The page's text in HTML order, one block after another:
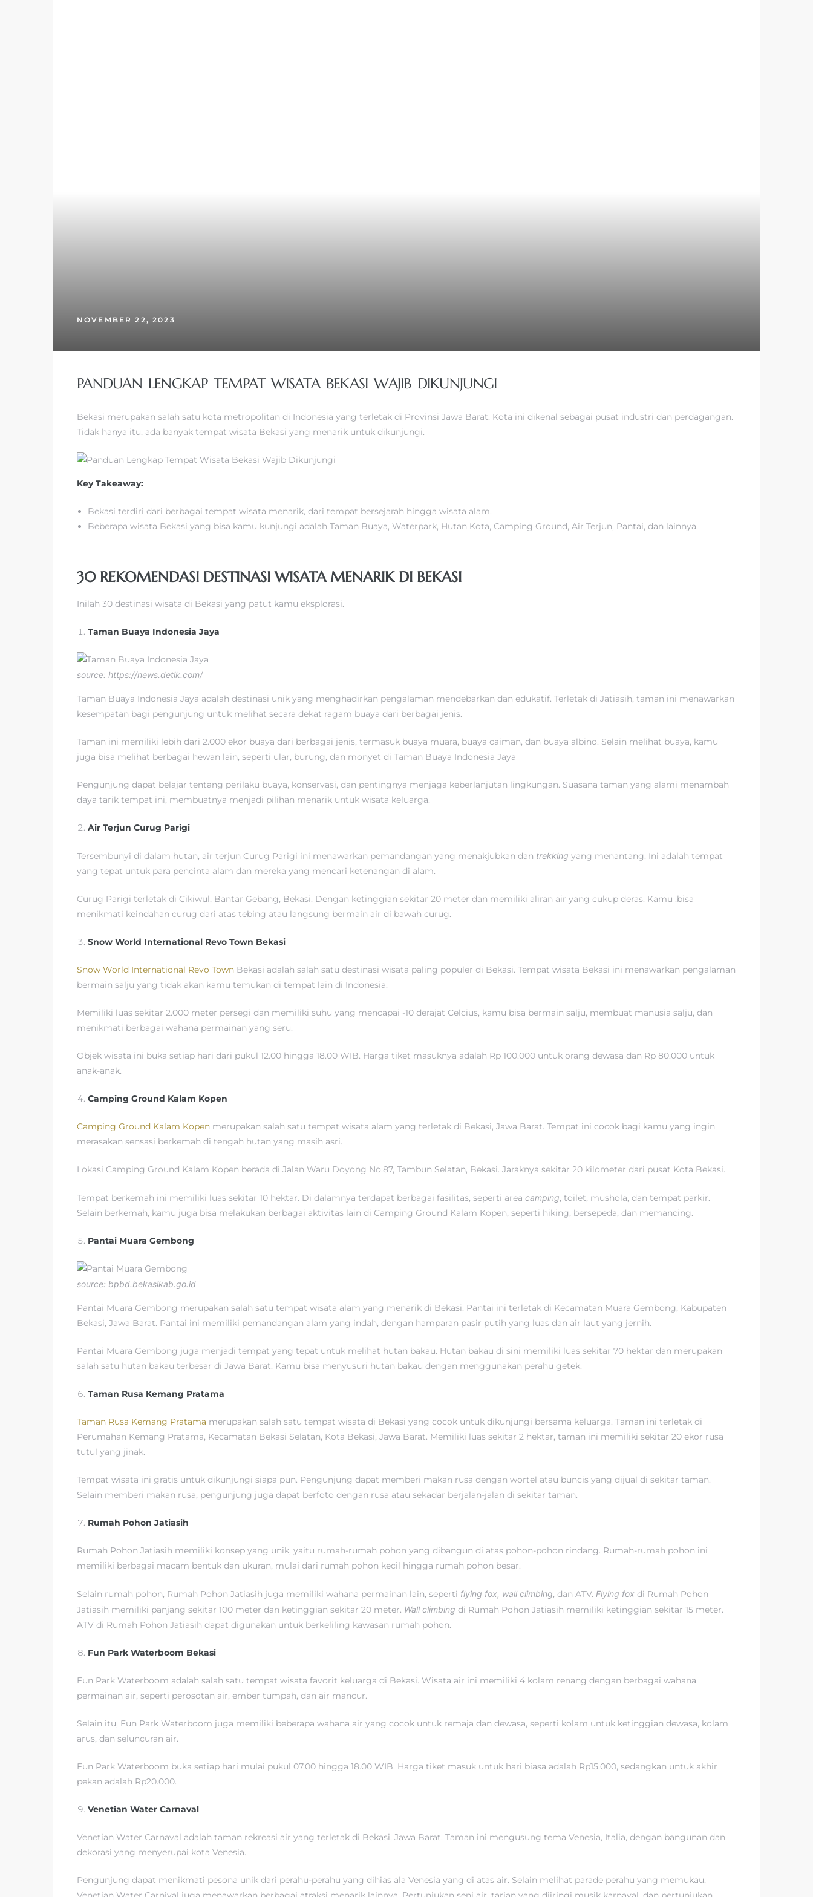
NOVEMBER 22, 2023
PANDUAN LENGKAP TEMPAT WISATA BEKASI WAJIB DIKUNJUNGI
Bekasi merupakan salah satu kota metropolitan di Indonesia yang terletak di Provinsi Jawa Barat. Kota ini dikenal sebagai pusat industri dan perdagangan.
Tidak hanya itu, ada banyak tempat wisata Bekasi yang menarik untuk dikunjungi.
Key Takeaway:
Bekasi terdiri dari berbagai tempat wisata menarik, dari tempat bersejarah hingga wisata alam.
Beberapa wisata Bekasi yang bisa kamu kunjungi adalah Taman Buaya, Waterpark, Hutan Kota, Camping Ground, Air Terjun, Pantai, dan lainnya.
30 REKOMENDASI DESTINASI WISATA MENARIK DI BEKASI
Inilah 30 destinasi wisata di Bekasi yang patut kamu eksplorasi.
Taman Buaya Indonesia Jaya
source: https://news.detik.com/
Taman Buaya Indonesia Jaya adalah destinasi unik yang menghadirkan pengalaman mendebarkan dan edukatif. Terletak di Jatiasih, taman ini menawarkan
kesempatan bagi pengunjung untuk melihat secara dekat ragam buaya dari berbagai jenis.
Taman ini memiliki lebih dari 2.000 ekor buaya dari berbagai jenis, termasuk buaya muara, buaya caiman, dan buaya albino. Selain melihat buaya, kamu
juga bisa melihat berbagai hewan lain, seperti ular, burung, dan monyet di Taman Buaya Indonesia Jaya
Pengunjung dapat belajar tentang perilaku buaya, konservasi, dan pentingnya menjaga keberlanjutan lingkungan. Suasana taman yang alami menambah
daya tarik tempat ini, membuatnya menjadi pilihan menarik untuk wisata keluarga.
Air Terjun Curug Parigi
Tersembunyi di dalam hutan, air terjun Curug Parigi ini menawarkan pemandangan yang menakjubkan dan trekking yang menantang. Ini adalah tempat
yang tepat untuk para pencinta alam dan mereka yang mencari ketenangan di alam.
Curug Parigi terletak di Cikiwul, Bantar Gebang, Bekasi. Dengan ketinggian sekitar 20 meter dan memiliki aliran air yang cukup deras. Kamu .bisa
menikmati keindahan curug dari atas tebing atau langsung bermain air di bawah curug.
Snow World International Revo Town Bekasi
Snow World International Revo Town Bekasi adalah salah satu destinasi wisata paling populer di Bekasi. Tempat wisata Bekasi ini menawarkan pengalaman
bermain salju yang tidak akan kamu temukan di tempat lain di Indonesia.
Memiliki luas sekitar 2.000 meter persegi dan memiliki suhu yang mencapai -10 derajat Celcius, kamu bisa bermain salju, membuat manusia salju, dan
menikmati berbagai wahana permainan yang seru.
Objek wisata ini buka setiap hari dari pukul 12.00 hingga 18.00 WIB. Harga tiket masuknya adalah Rp 100.000 untuk orang dewasa dan Rp 80.000 untuk
anak-anak.
Camping Ground Kalam Kopen
Camping Ground Kalam Kopen merupakan salah satu tempat wisata alam yang terletak di Bekasi, Jawa Barat. Tempat ini cocok bagi kamu yang ingin
merasakan sensasi berkemah di tengah hutan yang masih asri.
Lokasi Camping Ground Kalam Kopen berada di Jalan Waru Doyong No.87, Tambun Selatan, Bekasi. Jaraknya sekitar 20 kilometer dari pusat Kota Bekasi.
Tempat berkemah ini memiliki luas sekitar 10 hektar. Di dalamnya terdapat berbagai fasilitas, seperti area camping, toilet, mushola, dan tempat parkir.
Selain berkemah, kamu juga bisa melakukan berbagai aktivitas lain di Camping Ground Kalam Kopen, seperti hiking, bersepeda, dan memancing.
Pantai Muara Gembong
source: bpbd.bekasikab.go.id
Pantai Muara Gembong merupakan salah satu tempat wisata alam yang menarik di Bekasi. Pantai ini terletak di Kecamatan Muara Gembong, Kabupaten
Bekasi, Jawa Barat. Pantai ini memiliki pemandangan alam yang indah, dengan hamparan pasir putih yang luas dan air laut yang jernih.
Pantai Muara Gembong juga menjadi tempat yang tepat untuk melihat hutan bakau. Hutan bakau di sini memiliki luas sekitar 70 hektar dan merupakan
salah satu hutan bakau terbesar di Jawa Barat. Kamu bisa menyusuri hutan bakau dengan menggunakan perahu getek.
Taman Rusa Kemang Pratama
Taman Rusa Kemang Pratama merupakan salah satu tempat wisata di Bekasi yang cocok untuk dikunjungi bersama keluarga. Taman ini terletak di
Perumahan Kemang Pratama, Kecamatan Bekasi Selatan, Kota Bekasi, Jawa Barat. Memiliki luas sekitar 2 hektar, taman ini memiliki sekitar 20 ekor rusa
tutul yang jinak.
Tempat wisata ini gratis untuk dikunjungi siapa pun. Pengunjung dapat memberi makan rusa dengan wortel atau buncis yang dijual di sekitar taman.
Selain memberi makan rusa, pengunjung juga dapat berfoto dengan rusa atau sekadar berjalan-jalan di sekitar taman.
Rumah Pohon Jatiasih
Rumah Pohon Jatiasih memiliki konsep yang unik, yaitu rumah-rumah pohon yang dibangun di atas pohon-pohon rindang. Rumah-rumah pohon ini
memiliki berbagai macam bentuk dan ukuran, mulai dari rumah pohon kecil hingga rumah pohon besar.
Selain rumah pohon, Rumah Pohon Jatiasih juga memiliki wahana permainan lain, seperti flying fox, wall climbing, dan ATV. Flying fox di Rumah Pohon
Jatiasih memiliki panjang sekitar 100 meter dan ketinggian sekitar 20 meter. Wall climbing di Rumah Pohon Jatiasih memiliki ketinggian sekitar 15 meter.
ATV di Rumah Pohon Jatiasih dapat digunakan untuk berkeliling kawasan rumah pohon.
Fun Park Waterboom Bekasi
Fun Park Waterboom adalah salah satu tempat wisata favorit keluarga di Bekasi. Wisata air ini memiliki 4 kolam renang dengan berbagai wahana
permainan air, seperti perosotan air, ember tumpah, dan air mancur.
Selain itu, Fun Park Waterboom juga memiliki beberapa wahana air yang cocok untuk remaja dan dewasa, seperti kolam untuk ketinggian dewasa, kolam
arus, dan seluncuran air.
Fun Park Waterboom buka setiap hari mulai pukul 07.00 hingga 18.00 WIB. Harga tiket masuk untuk hari biasa adalah Rp15.000, sedangkan untuk akhir
pekan adalah Rp20.000.
Venetian Water Carnaval
Venetian Water Carnaval adalah taman rekreasi air yang terletak di Bekasi, Jawa Barat. Taman ini mengusung tema Venesia, Italia, dengan bangunan dan
dekorasi yang menyerupai kota Venesia.
Pengunjung dapat menikmati pesona unik dari perahu-perahu yang dihias ala Venesia yang di atas air. Selain melihat parade perahu yang memukau,